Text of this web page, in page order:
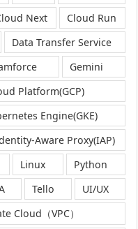
Next
Cloud Run
Data Transfer Service
Gemini
Platform(GCP)
Engine(GKE)
Aware Proxy(IAP)
Linux
Python
Tello
UI/UX
Cloud（VPC）